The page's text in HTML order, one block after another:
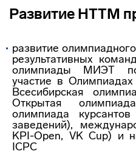
Развитие НТТМ
развитие
результативных
олимпиады МИЭТ
участие в Олимпиадах
Всесибирская
Открытая
олимпиада
заведений),
KPI-Open, VK Cup) и
ICPC